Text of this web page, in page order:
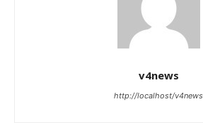
v4news
http://localhost/v4news